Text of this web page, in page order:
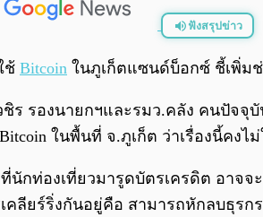
ฟังสรุปข่าว
ช้ Bitcoin ในภูเก็ตแซนด์บ็อกซ์ ชี้เพิ่มช่
ร รองนายกฯและรมว.คลัง คนปัจจุ
ในพื้นที่ จ.ภูเก็ต ว่าเรื่องนี้คงไ
นักท่องเที่ยวมารูดบัตรเครดิต อาจจ
คลียร์ริ่งกันอยู่คือ สามารถหักลบธุรก